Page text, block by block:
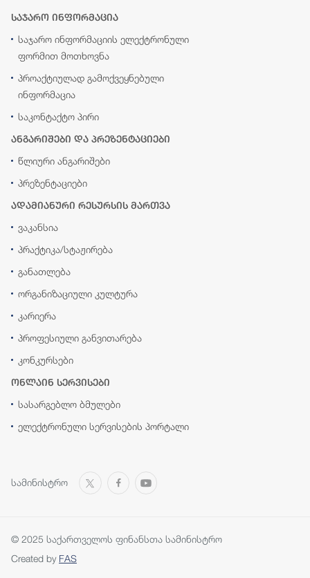
საჯარო ინფორმაცია
საჯარო ინფორმაციის ელექტრონული
ფორმით მოთხოვნა
პროაქტიულად გამოქვეყნებული
ინფორმაცია
საკონტაქტო პირი
ანგარიშები და პრეზენტაციები
წლიური ანგარიშები
პრეზენტაციები
ადამიანური რესურსის მართვა
ვაკანსია
პრაქტიკა/სტაჟირება
განათლება
ორგანიზაციული კულტურა
კარიერა
პროფესიული განვითარება
კონკურსები
ონლაინ სერვისები
სასარგებლო ბმულები
ელექტრონული სერვისების პორტალი
სამინისტრო
© 2025 საქართველოს ფინანსთა სამინისტრო
Created by FAS